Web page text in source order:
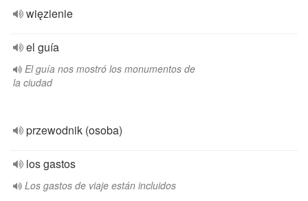
więzienie
el guía
El guía nos mostró los monumentos de
la ciudad
przewodnik (osoba)
los gastos
Los gastos de viaje están incluidos